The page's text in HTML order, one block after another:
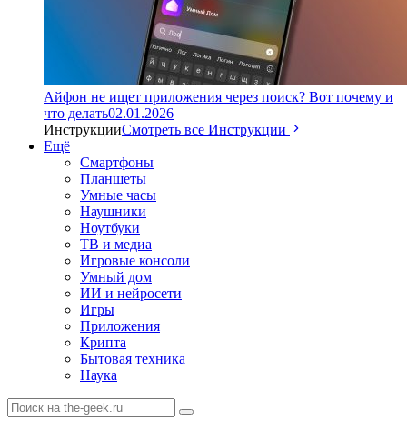
Айфон не ищет приложения через поиск? Вот почему и
что делать02.01.2026
ИнструкцииСмотреть все Инструкции
Ещё
Смартфоны
Планшеты
Умные часы
Наушники
Ноутбуки
ТВ и медиа
Игровые консоли
Умный дом
ИИ и нейросети
Игры
Приложения
Крипта
Бытовая техника
Наука